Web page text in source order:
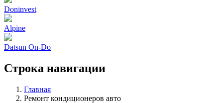
Doninvest
Alpine
Datsun On-Do
Строка навигации
Главная
Ремонт кондиционеров авто